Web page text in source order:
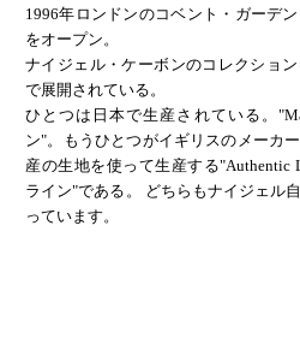
1996年ロンドンのコベント・ガーデ
をオープン。
ナイジェル・ケーボンのコレクショ
で展開されている。
ひとつは日本で生産されている。
ン"。もうひとつがイギリスのメーカ
産の生地を使って生産する"Authentic
ライン"である。 どちらもナイジェル
っています。